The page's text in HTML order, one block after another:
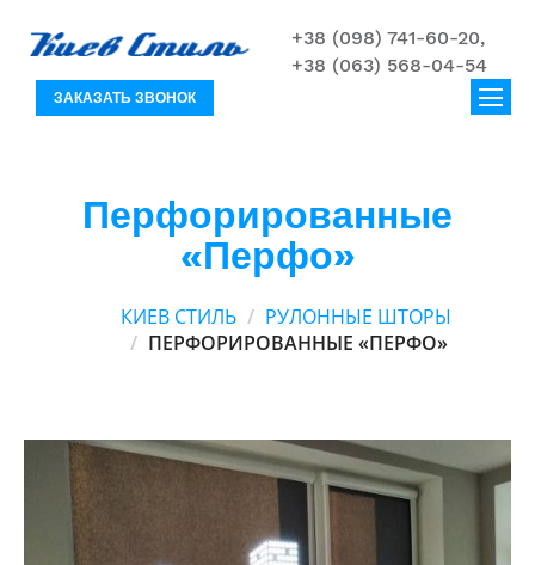
+38 (098) 741-60-20,
+38 (063) 568-04-54
ЗАКАЗАТЬ ЗВОНОК
Перфорированные
«Перфо»
КИЕВ СТИЛЬ
РУЛОННЫЕ ШТОРЫ
ПЕРФОРИРОВАННЫЕ «ПЕРФО»